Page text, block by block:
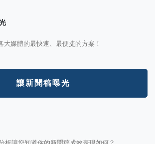
媒體的最快速、最便捷的方案！
讓新聞稿曝光